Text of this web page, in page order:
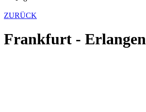
ZURÜCK
Frankfurt - Erlangen